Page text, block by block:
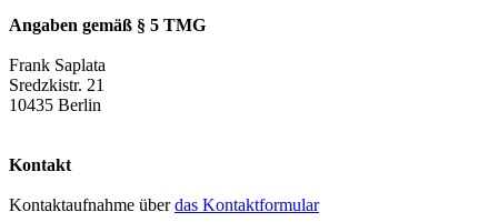
Angaben gemäß § 5 TMG
Frank Saplata
Sredzkistr. 21
10435 Berlin
Kontakt
Kontaktaufnahme überdas Kontaktformular